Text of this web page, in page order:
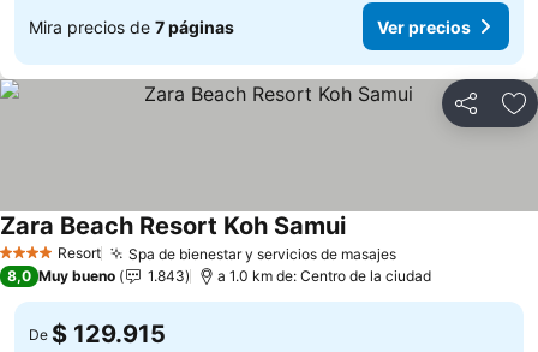
Mira precios de 7 páginas Ver precios
Compartir
4 EstrellasResort Spa de bienestar y servicios de masajes
Zara Beach Resort Koh Samui
8,0 Muy bueno 1.843 a 1.0 km de: Centro de la ciudad
De $ 129.915